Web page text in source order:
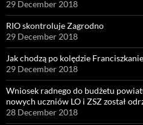
29 December 2018
RIO skontroluje Zagrodno
29 December 2018
Jak chodzą po kolędzie
29 December 2018
Wniosek radnego do budżetu
nowych uczniów LO i ZSZ został
28 December 2018